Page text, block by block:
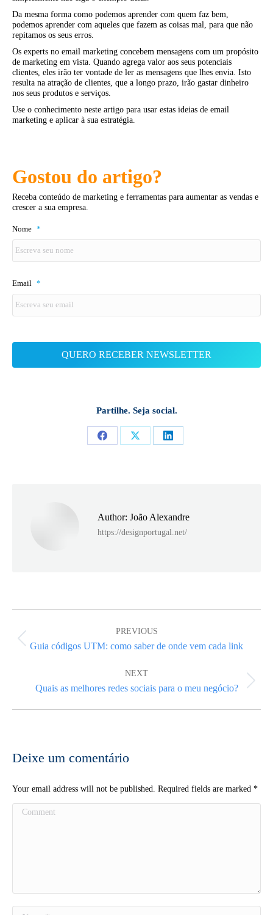
Da mesma forma como podemos aprender com quem faz bem,
podemos aprender com aqueles que fazem as coisas mal, para que não
repitamos os seus erros.
Os experts no email marketing concebem mensagens com um propósito
de marketing em vista. Quando agrega valor aos seus potenciais
clientes, eles irão ter vontade de ler as mensagens que lhes envia. Isto
resulta na atração de clientes, que a longo prazo, irão gastar dinheiro
nos seus produtos e serviços.
Use o conhecimento neste artigo para usar estas ideias de email
marketing e aplicar à sua estratégia.
Gostou do artigo?
Receba conteúdo de marketing e ferramentas para aumentar as vendas e
crescer a sua empresa.
Nome *
Email *
Partilhe. Seja social.
Share
Share
Share
Author: João Alexandre
https://designportugal.net/
navigation
PREVIOUS
Previous
Guia códigos UTM: como saber de onde vem cada link
NEXT
Next
Quais as melhores redes sociais para o meu negócio?
Deixe um comentário
Your email address will not be published. Required fields are marked *
Comment